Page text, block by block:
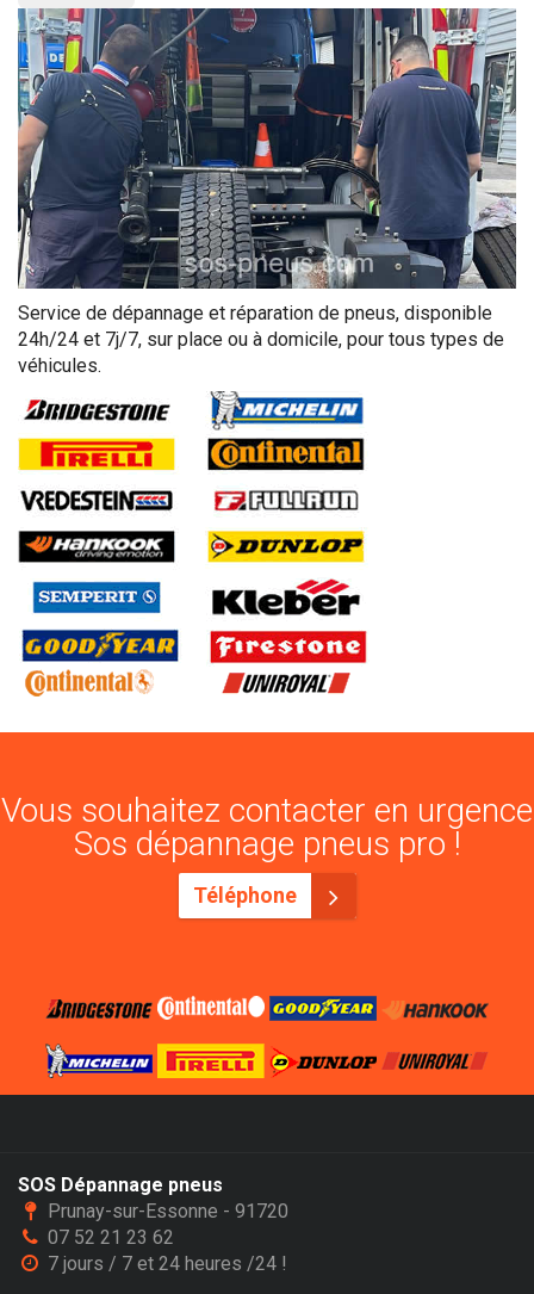
Service de dépannage et réparation de pneus, disponible
24h/24 et 7j/7, sur place ou à domicile, pour tous types de
véhicules.
Vous souhaitez contacter en urgence
Sos dépannage pneus pro !
Téléphone
SOS Dépannage pneus
Prunay-sur-Essonne - 91720
07 52 21 23 62
7 jours / 7 et 24 heures /24 !